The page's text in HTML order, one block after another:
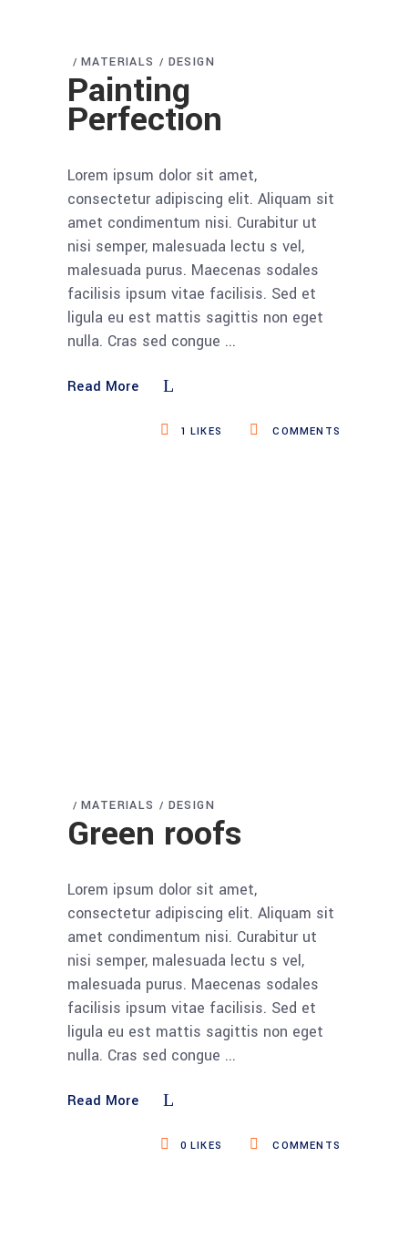
MATERIALS DESIGN
Painting
Perfection
Lorem ipsum dolor sit amet,
consectetur adipiscing elit. Aliquam sit
amet condimentum nisi. Curabitur ut
nisi semper, malesuada lectu s vel,
malesuada purus. Maecenas sodales
facilisis ipsum vitae facilisis. Sed et
ligula eu est mattis sagittis non eget
nulla. Cras sed congue
Read More
COMMENTS
1 LIKES
MATERIALS DESIGN
Green roofs
Lorem ipsum dolor sit amet,
consectetur adipiscing elit. Aliquam sit
amet condimentum nisi. Curabitur ut
nisi semper, malesuada lectu s vel,
malesuada purus. Maecenas sodales
facilisis ipsum vitae facilisis. Sed et
ligula eu est mattis sagittis non eget
nulla. Cras sed congue
Read More
COMMENTS
0 LIKES